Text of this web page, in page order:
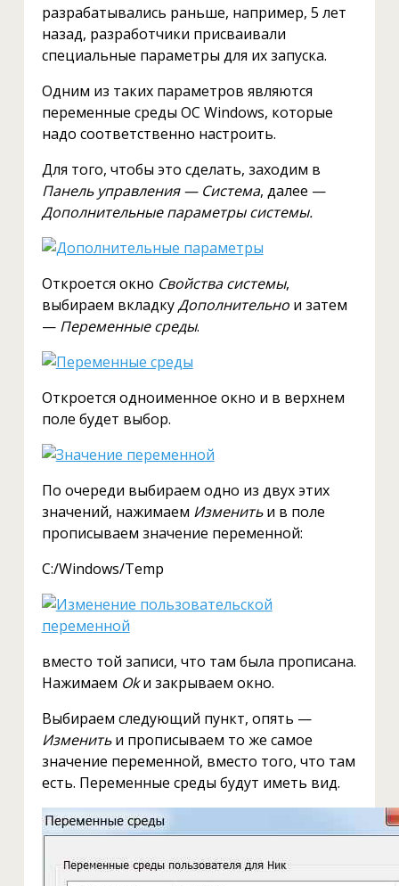
разрабатывались раньше, например, 5 лет
назад, разработчики присваивали
специальные параметры для их запуска.
Одним из таких параметров являются
переменные среды ОС Windows, которые
надо соответственно настроить.
Для того, чтобы это сделать, заходим в
Панель управления — Система, далее —
Дополнительные параметры системы.
Откроется окно Свойства системы,
выбираем вкладкуДополнительнои затем
— Переменные среды.
Откроется одноименное окно и в верхнем
поле будет выбор.
По очереди выбираем одно из двух этих
значений, нажимаем Изменитьи в поле
прописываем значение переменной:
C:/Windows/Temp
вместо той записи, что там была прописана.
Нажимаем Okи закрываем окно.
Выбираем следующий пункт, опять —
Изменитьи прописываем то же самое
значение переменной, вместо того, что там
есть. Переменные среды будут иметь вид.